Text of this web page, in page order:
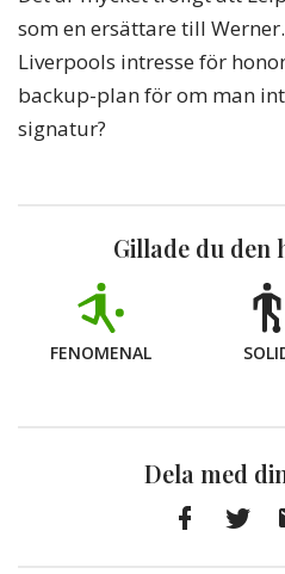
som en ersättare till
Liverpools intresse för
backup-plan för om man
signatur?
Gillade du den
FENOMENAL
Dela med